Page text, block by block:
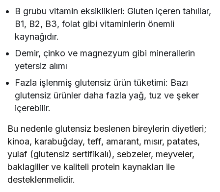
B grubu vitamin eksiklikleri: Gluten içeren tahıllar,
B1, B2, B3, folat gibi vitaminlerin önemli
kaynağıdır.
Demir, çinko ve magnezyum gibi minerallerin
yetersiz alımı
Fazla işlenmiş glutensiz ürün tüketimi: Bazı
glutensiz ürünler daha fazla yağ, tuz ve şeker
içerebilir.
Bu nedenle glutensiz beslenen bireylerin diyetleri;
kinoa, karabuğday, teff, amarant, mısır, patates,
yulaf (glutensiz sertifikalı), sebzeler, meyveler,
baklagiller ve kaliteli protein kaynakları ile
desteklenmelidir.